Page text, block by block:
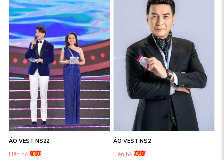
ÁO VEST NS22
Liên hệ
ÁO VEST NS2
Liên hệ